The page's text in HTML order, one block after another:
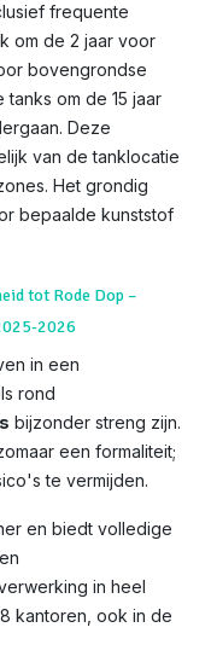
frequente
om de 2 jaar voor
bovengrondse
om de 15 jaar
Deze
van de tanklocatie
Het grondig
bepaalde kunststof
tot Rode Dop –
2026
in een
rond
bijzonder streng zijn.
een formaliteit;
te vermijden.
en biedt volledige
in heel
kantoren, ook in de